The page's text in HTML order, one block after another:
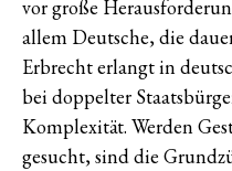
vor große
allem Deutsche, die
Erbrecht erlangt in
bei doppelter
Komplexität. Werden
gesucht, sind die